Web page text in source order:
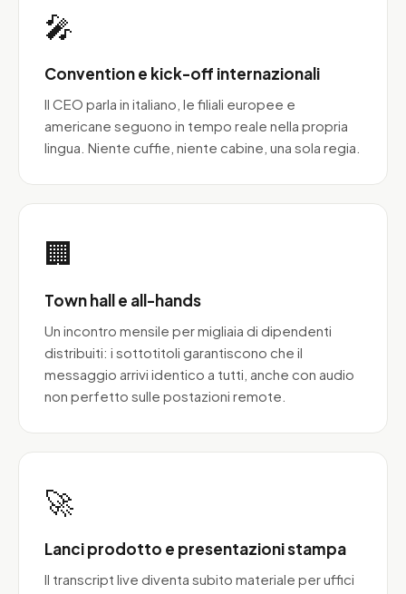
🎤
Convention e kick-off internazionali
Il CEO parla in italiano, le filiali europee e
americane seguono in tempo reale nella propria
lingua. Niente cuffie, niente cabine, una sola regia.
🏢
Town hall e all-hands
Un incontro mensile per migliaia di dipendenti
distribuiti: i sottotitoli garantiscono che il
messaggio arrivi identico a tutti, anche con audio
non perfetto sulle postazioni remote.
🚀
Lanci prodotto e presentazioni stampa
Il transcript live diventa subito materiale per uffici